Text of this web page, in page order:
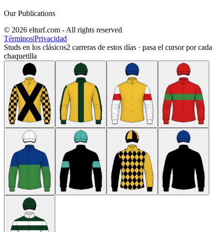
Our Publications
© 2026 elturf.com - All rights reserved
Términos|Privacidad
Studs en los clásicos2 carreras de estos días · pasa el cursor por cada
chaquetilla